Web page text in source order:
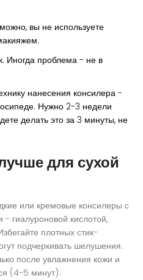
вы не используете
Иногда проблема - не в
нанесения консилера -
Нужно 2-3 недели
делать это за 3 минуты, не
для сухой
или кремовые консилеры с
гиалуроновой кислотой,
плотных стик-
подчеркивать шелушения.
после увлажнения кожи и
(4-5 минут).